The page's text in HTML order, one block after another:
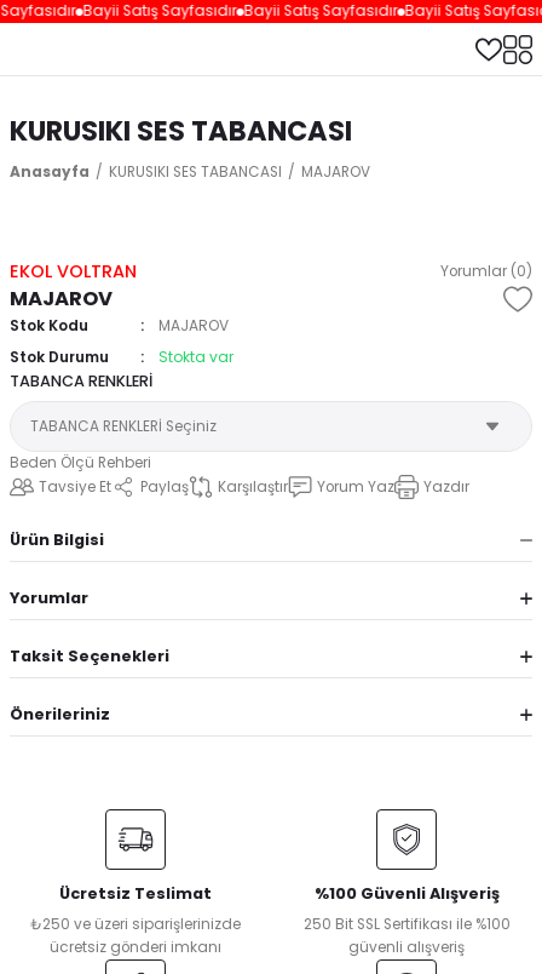
Bayii Satış Sayfasıdır Bayii Satış Sayfasıdır Bayii Satış
KURUSIKI SES TABANCASI
Anasayfa KURUSIKI SES TABANCASI MAJAROV
EKOL VOLTRAN Yorumlar (0)
MAJAROV
Stok Kodu
MAJAROV
Stok Durumu
Stokta var
TABANCA RENKLERİ
Beden Ölçü Rehberi
Tavsiye Et
Paylaş Karşılaştır Yorum Yaz Yazdır
Ürün Bilgisi
Yorumlar
Taksit Seçenekleri
Önerileriniz
Ücretsiz Teslimat
₺250 ve üzeri siparişlerinizde
ücretsiz gönderi imkanı
%100 Güvenli Alışveriş
250 Bit SSL Sertifikası ile %100
güvenli alışveriş